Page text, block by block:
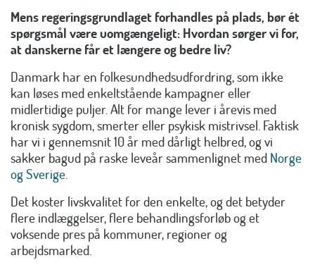
Mens regeringsgrundlaget forhandles på plads, bør ét
spørgsmål være uomgængeligt: Hvordan sørger vi for,
at danskerne får et længere og bedre liv?
Danmark har en folkesundhedsudfordring, som ikke
kan løses med enkeltstående kampagner eller
midlertidige puljer. Alt for mange lever i årevis med
kronisk sygdom, smerter eller psykisk mistrivsel. Faktisk
har vi i gennemsnit 10 år med dårligt helbred, og vi
sakker bagud på raske leveår sammenlignet med Norge
og Sverige.
Det koster livskvalitet for den enkelte, og det betyder
flere indlæggelser, flere behandlingsforløb og et
voksende pres på kommuner, regioner og
arbejdsmarked.